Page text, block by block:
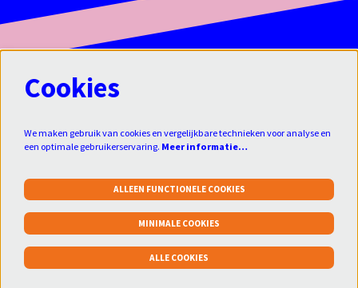
Klikhierom je aan te melden voor de
nieuwsbrief:aanmelden
Cookies
We maken gebruik van cookies en vergelijkbare technieken voor analyse en
een optimale gebruikerservaring. Meer informatie…
ALLEEN FUNCTIONELE COOKIES
MINIMALE COOKIES
ALLE COOKIES